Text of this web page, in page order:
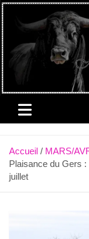
Aller
au
contenu
Accueil
MARS/
Plaisance du Gers
juillet